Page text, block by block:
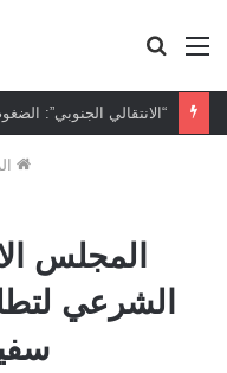
القائمة
المجلس
الشرعي